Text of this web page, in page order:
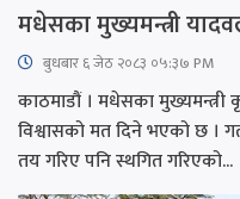
मधेसका मुख्यमन्त्री
बुधबार ६ जेठ २०८३ ०५:३७ PM
काठमाडौं । मधेसका
विश्वासको मत दिने भएको छ ।
तय गरिए पनि स्थगित गरिएको...